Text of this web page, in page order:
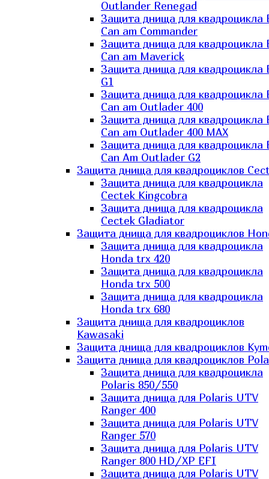
Outlander Renegad
Защита днища для квадроцикла
Can am Commander
Защита днища для квадроцикла
Can am Maverick
Защита днища для квадроцикла
G1
Защита днища для квадроцикла
Can am Outlader 400
Защита днища для квадроцикла
Can am Outlader 400 MAX
Защита днища для квадроцикла
Can Аm Outlader G2
Защита днища для квадроциклов
Защита днища для квадроцикла
Cectek Kingcobra
Защита днища для квадроцикла
Cectek Gladiator
Защита днища для квадроциклов
Защита днища для квадроцикла
Honda trx 420
Защита днища для квадроцикла
Honda trx 500
Защита днища для квадроцикла
Honda trx 680
Защита днища для квадроциклов
Kawasaki
Защита днища для квадроциклов
Защита днища для квадроциклов
Защита днища для квадроцикла
Polaris 850/550
Защита днища для Polaris UTV
Ranger 400
Защита днища для Polaris UTV
Ranger 570
Защита днища для Polaris UTV
Ranger 800 HD/XP EFI
Защита днища для Polaris UTV